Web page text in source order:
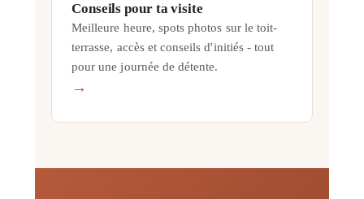
Conseils pour ta visite
Meilleure heure, spots photos sur le toit-
terrasse, accès et conseils d'initiés - tout
pour une journée de détente.
→